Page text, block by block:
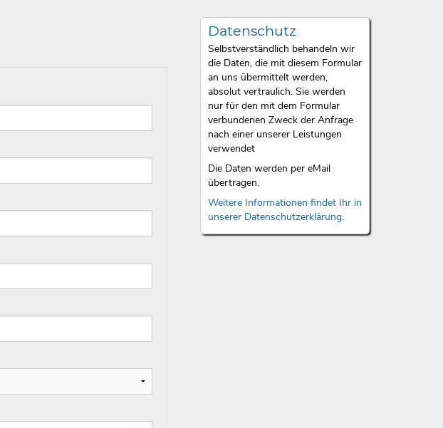
Datenschutz
Selbstverständlich behandeln wir
die Daten, die mit diesem Formular
an uns übermittelt werden,
absolut vertraulich. Sie werden
nur für den mit dem Formular
verbundenen Zweck der Anfrage
nach einer unserer Leistungen
verwendet
Die Daten werden per eMail
übertragen.
Weitere Informationen findet Ihr in
unserer Datenschutzerklärung.